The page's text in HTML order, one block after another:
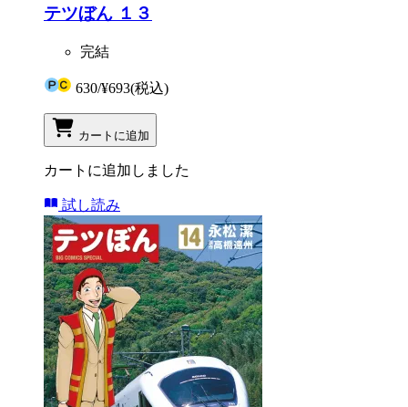
テツぼん １３
完結
630/¥693(税込)
カートに追加
カートに追加しました
試し読み